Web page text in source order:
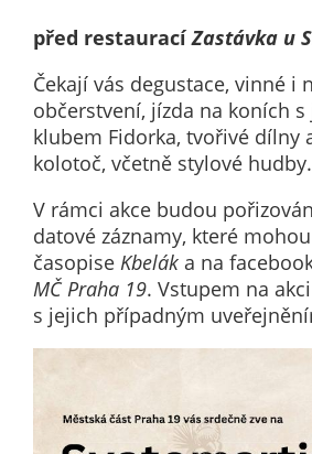
před restauracíZastávka u
Čekají vás degustace, vinné i
občerstvení, jízda na koních s
klubem Fidorka, tvořivé dílny
kolotoč, včetně stylové hudby.
V rámci akce budou
datové záznamy, které
časopise Kbelák a na
MČ Praha 19. Vstupem na
s jejich případným